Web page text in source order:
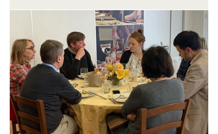
23 maggio 2019